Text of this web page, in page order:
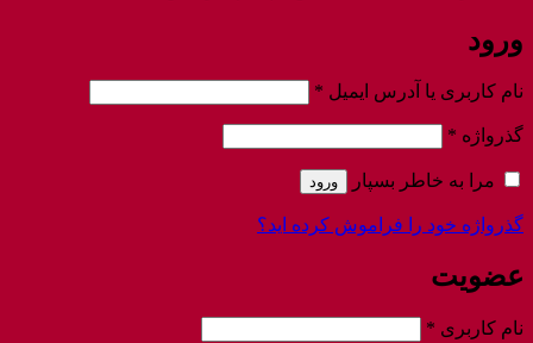
ورود
نام کاربری یا آدرس ایمیل *
گذرواژه *
مرا به خاطر بسپار ورود
گذرواژه خود را فراموش کرده اید؟
عضویت
نام کاربری *